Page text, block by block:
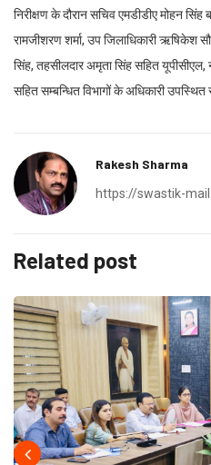
निरीक्षण के दौरान सचिव एमडीडीए मोहन सिंह
रामजीशरण शर्मा, उप जिलाधिकारी ऋषिकेश
सिंह, तहसीलदार अमृता सिंह सहित यूपीसीएल,
सहित सम्बन्धित विभागों के अधिकारी उपस्थित
Rakesh Sharma
https://swastik-
Related post